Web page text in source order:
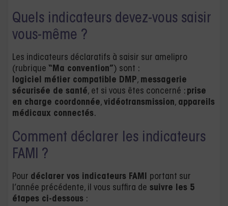
Quels indicateurs devez-vous saisir
vous-même ?
Les indicateurs déclaratifs à saisir sur amelipro
(rubrique “Ma convention”) sont :
logiciel métier compatible DMP, messagerie
sécurisée de santé, et si vous êtes concerné : prise
en charge coordonnée, vidéotransmission, appareils
médicaux connectés.
Comment déclarer les indicateurs
FAMI ?
Pour déclarer vos indicateurs FAMI portant sur
l’année précédente, il vous suffira de suivre les 5
étapes ci-dessous :